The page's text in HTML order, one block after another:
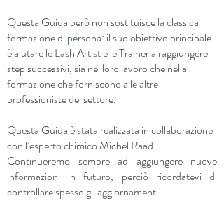
Questa Guida però non sostituisce la classica
formazione di persona: il suo obiettivo principale
è aiutare le Lash Artist e le Trainer a raggiungere
step successivi, sia nel loro lavoro che nella
formazione che forniscono alle altre
professioniste del settore.
Questa Guida è stata realizzata in collaborazione
con l’esperto chimico Michel Raad.
Continueremo sempre ad aggiungere nuove
informazioni in futuro, perciò ricordatevi di
controllare spesso gli aggiornamenti!